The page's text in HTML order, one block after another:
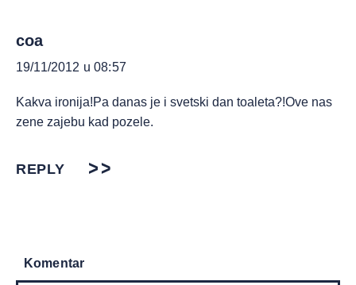
coa
19/11/2012 u 08:57
Kakva ironija!Pa danas je i svetski dan toaleta?!Ove nas
zene zajebu kad pozele.
REPLY
Komentar